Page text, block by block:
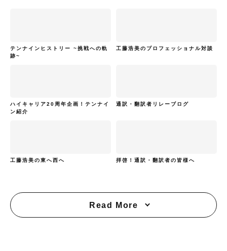
テンナインヒストリー ~挑戦への軌
跡~
工藤浩美のプロフェッショナル対談
ハイキャリア20周年企画！テンナイ
ン紹介
通訳・翻訳者リレーブログ
工藤浩美の東へ西へ 拝啓！通訳・翻訳者の皆様へ
Read More